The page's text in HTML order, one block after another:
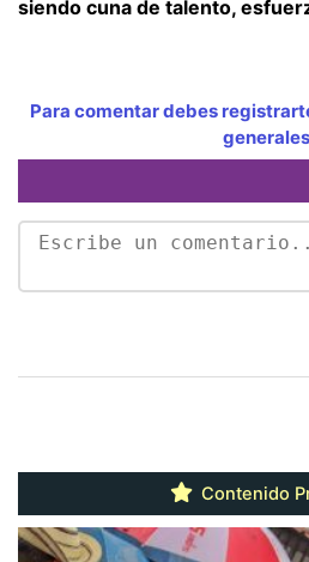
siendo cuna de talento,
Para comentar debes
Contenido